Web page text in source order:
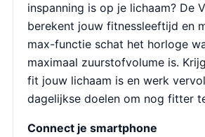
inspanning is op je lichaam? De
berekent jouw fitnessleeftijd en
max-functie schat het horloge
maximaal zuurstofvolume is.
fit jouw lichaam is en werk
dagelijkse doelen om nog fitter
Connect je smartphone